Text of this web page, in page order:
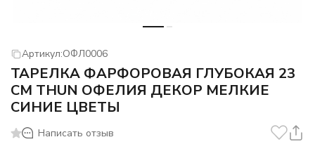
Артикул:ОФЛ0006
ТАРЕЛКА ФАРФОРОВАЯ ГЛУБОКАЯ 23
СМ THUN ОФЕЛИЯ ДЕКОР МЕЛКИЕ
СИНИЕ ЦВЕТЫ
Написать отзыв